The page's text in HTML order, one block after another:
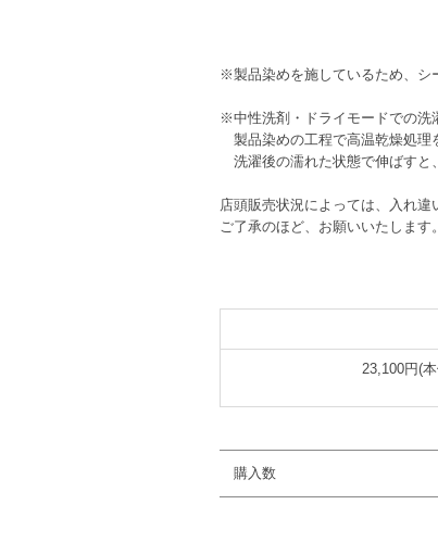
※製品染めを施しているため、シ
※中性洗剤・ドライモードでの洗
製品染めの工程で高温乾燥処理
洗濯後の濡れた状態で伸ばすと
店頭販売状況によっては、入れ違
ご了承のほど、お願いいたします。
23,100円(
購入数